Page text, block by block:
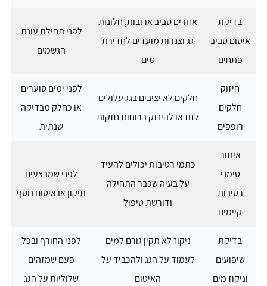
בדיקת
איטום סביב
פתחים
אזורים סביב ארובות, חלונות
גג וצנרות מועדים לחדירת
מים
לפני תחילת עונת
הגשמים
חיזוק
חלקים
רופפים
חלקים לא יציבים בגג עלולים
לזוז או להינזק ברוחות חזקות
לפני ימים סוערים
או כחלק מבדיקה
שנתית
איתור
סימני
רטיבות
קיימים
כתמי רטיבות יכולים להעיד
על בעיה שכבר התחילה
ודורשת טיפול
לפני שמבצעים
תיקון או איטום נוסף
בדיקת
שיפועים
וניקוז מים
ניקוז לא תקין גורם למים
לעמוד על הגג ולהכביד על
האיטום
לפני החורף ובכל
פעם שמזהים
שלוליות על הגג